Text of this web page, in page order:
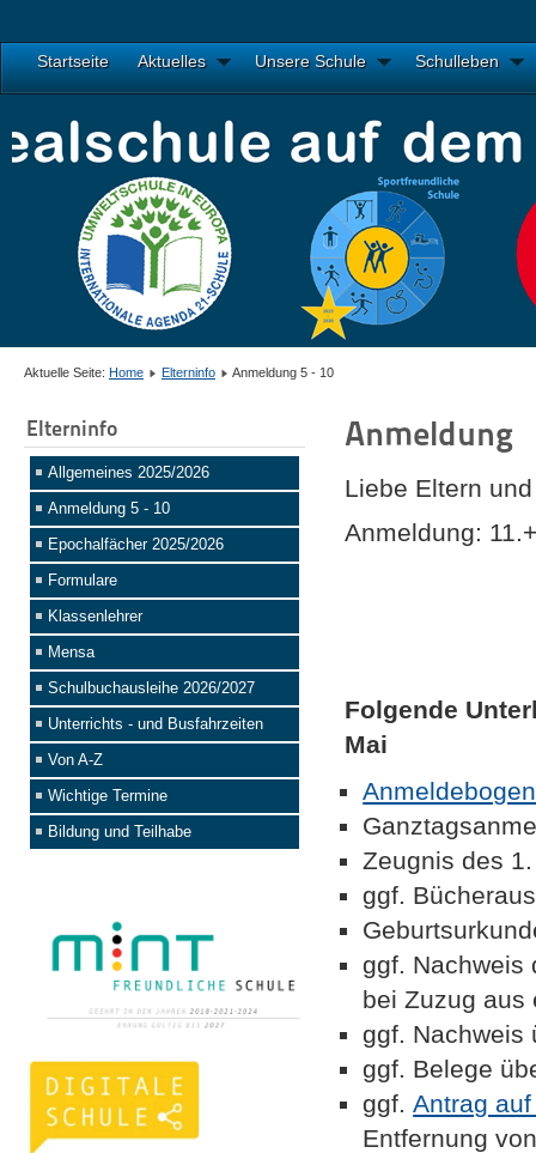
Startseite Aktuelles Unsere Schule Schulleben
Aktuelle Seite: Home Elterninfo Anmeldung 5 - 10
Elterninfo
Allgemeines 2025/2026
Anmeldung 5 - 10
Epochalfächer 2025/2026
Formulare
Klassenlehrer
Mensa
Schulbuchausleihe 2026/2027
Unterrichts - und Busfahrzeiten
Von A-Z
Wichtige Termine
Bildung und Teilhabe
Anmeldung
Liebe Eltern
Anmeldung:
Folgende
Mai
Anmeldebogen
Zeugnis des
ggf.
ggf. Nachweis
bei Zuzug aus
ggf. Nachweis
ggf. Belege
ggf. Antrag
Entfernung